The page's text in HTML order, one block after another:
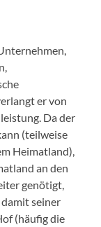
er von
Da der
(teilweise
Heimatland),
an den
genötigt,
seiner
(häufig die